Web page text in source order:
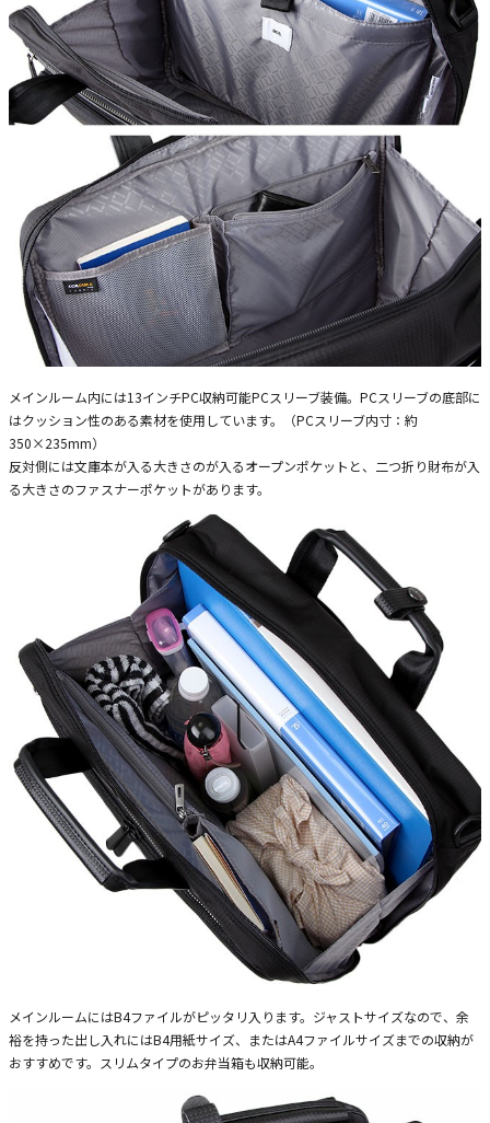
メインルーム内には13インチPC収納可能PCスリーブ装備。PCスリーブの底部に
はクッション性のある素材を使用しています。（PCスリーブ内寸：約
350×235mm）
反対側には文庫本が入る大きさのが入るオープンポケットと、二つ折り財布が入
る大きさのファスナーポケットがあります。
メインルームにはB4ファイルがピッタリ入ります。ジャストサイズなので、余
裕を持った出し入れにはB4用紙サイズ、またはA4ファイルサイズまでの収納が
おすすめです。スリムタイプのお弁当箱も収納可能。